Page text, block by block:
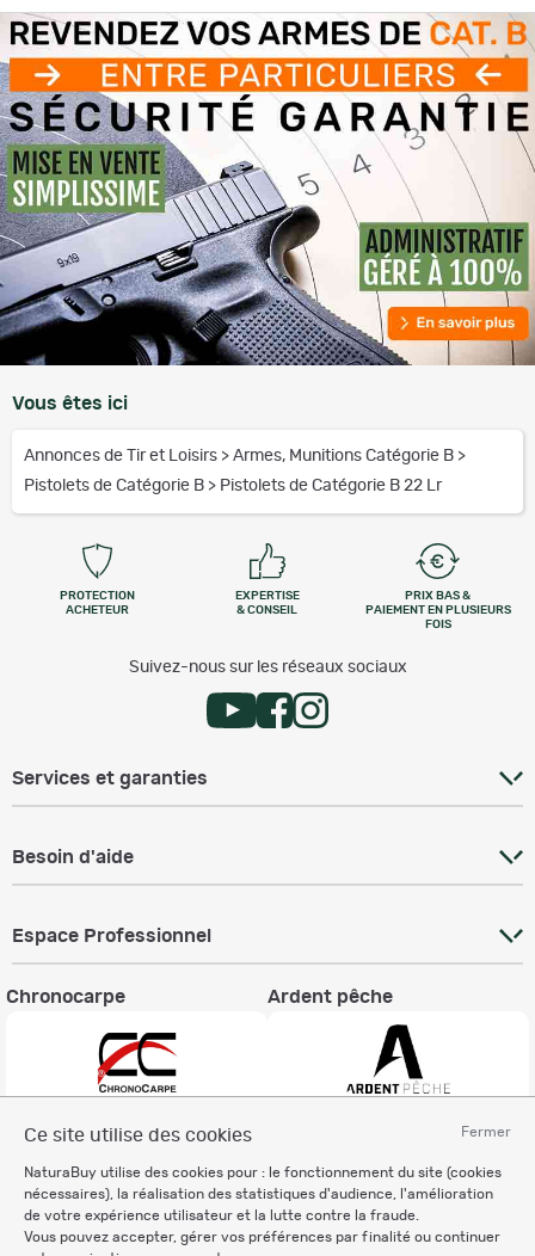
Fermer
Ce site utilise des cookies
NaturaBuy utilise des cookies pour : le fonctionnement du site (cookies
nécessaires), la réalisation des statistiques d'audience, l'amélioration
de votre expérience utilisateur et la lutte contre la fraude.
Vous pouvez accepter, gérer vos préférences par finalité ou continuer
Vous êtes ici
Annonces de Tir et Loisirs > Armes, Munitions Catégorie B >
Pistolets de Catégorie B > Pistolets de Catégorie B 22 Lr
PROTECTION
ACHETEUR
EXPERTISE
& CONSEIL
PRIX BAS &
PAIEMENT EN PLUSIEURS
FOIS
Suivez-nous sur les réseaux sociaux
Services et garanties
Besoin d'aide
Espace Professionnel
Chronocarpe Ardent pêche
Charte éthique
Mentions légales
Règlement & Conditions d'utilisation